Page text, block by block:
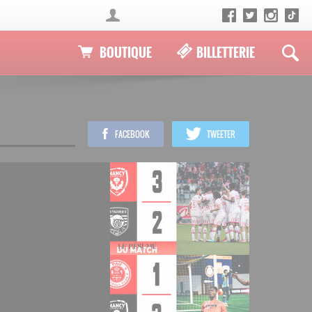
BOUTIQUE BILLETTERIE
FACEBOOK TWEETER